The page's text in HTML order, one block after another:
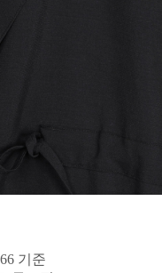
기준